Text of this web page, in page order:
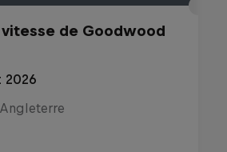
de Goodwood
2026